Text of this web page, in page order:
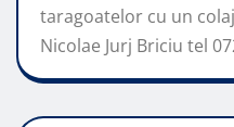
taragoatelor cu un colaj
Nicolae Jurj Briciu tel